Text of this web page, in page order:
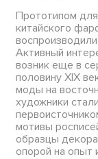
Прототипом
китайского
Активный
возник еще в
половину XIX
моды на
художники
мотивы
образцы
опорой на опыт